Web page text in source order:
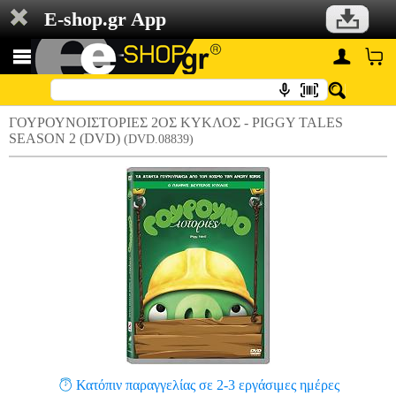
E-shop.gr App
ΓΟΥΡΟΥΝΟΙΣΤΟΡΙΕΣ 2ΟΣ ΚΥΚΛΟΣ - PIGGY TALES
SEASON 2 (DVD) (DVD.08839)
Κατόπιν παραγγελίας σε 2-3 εργάσιμες ημέρες